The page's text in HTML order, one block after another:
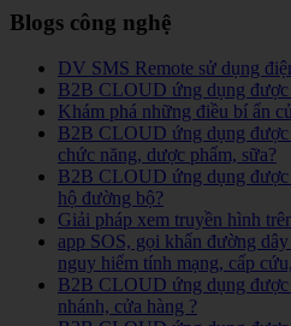
Blogs công nghệ
DV SMS Remote sử dụng
B2B CLOUD ứng dụng được
Khám phá những điều bí ẩn
B2B CLOUD ứng dụng
chức năng, dược phẩm, sữa?
B2B CLOUD ứng dụng
hộ đường bộ?
Giải pháp xem truyền hình
app SOS, gọi khẩn đường
nguy hiểm tính mạng, cấp
B2B CLOUD ứng dụng
nhánh, cửa hàng ?